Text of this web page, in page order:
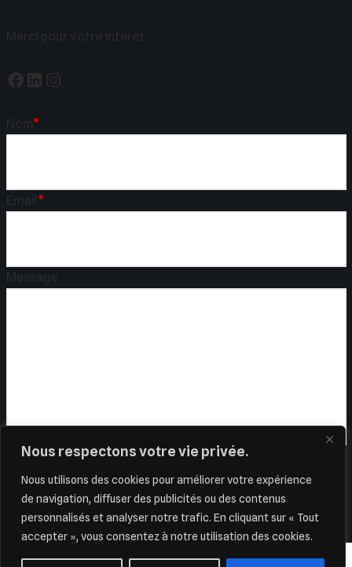
Nous respectons votre vie privée.
Nous utilisons des cookies pour améliorer votre expérience
de navigation, diffuser des publicités ou des contenus
personnalisés et analyser notre trafic. En cliquant sur « Tout
accepter », vous consentez à notre utilisation des cookies.
Merci pour votre intérêt.
*
*
Message
Envoyez